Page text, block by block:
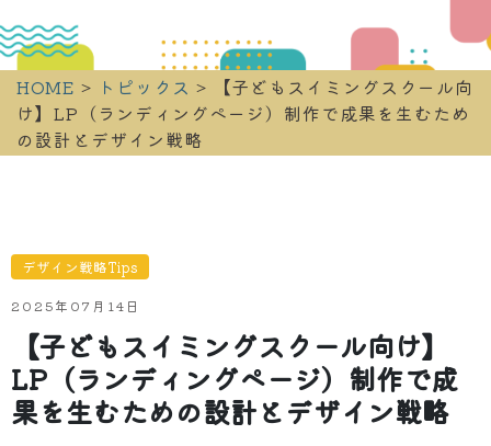
HOME > トピックス > 【子どもスイミングスクール向
け】LP（ランディングページ）制作で成果を生むため
の設計とデザイン戦略
デザイン戦略Tips
2025年07月14日
【子どもスイミングスクール向け】
LP（ランディングページ）制作で成
果を生むための設計とデザイン戦略